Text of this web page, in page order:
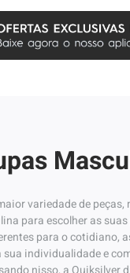
variedade de peças,
para escolher as
para o cotidiano,
individualidade e